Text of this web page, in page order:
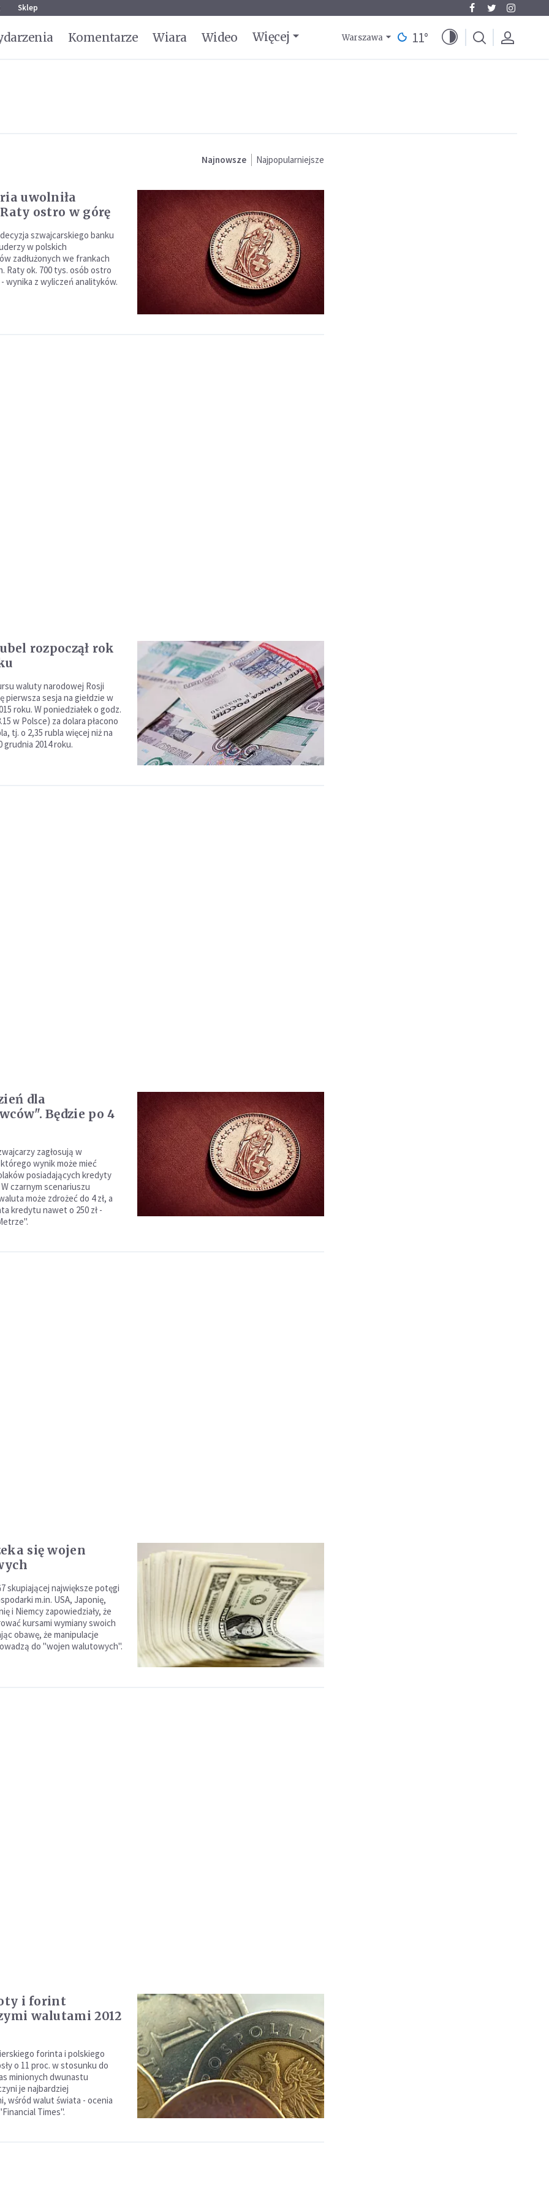
Sklep
Komentarze Wiara Wideo Więcej Warszawa 11°
Najnowsze Najpopularniejsze
uwolniła
ostro w górę
szwajcarskiego banku
w polskich
zadłużonych we frankach
Raty ok. 700 tys. osób ostro
wynika z wyliczeń analityków.
rozpoczął rok
waluty narodowej Rosji
pierwsza sesja na giełdzie w
roku. W poniedziałek o godz.
w Polsce) za dolara płacono
tj. o 2,35 rubla więcej niż na
grudnia 2014 roku.
dla
Będzie po 4
zagłosują w
wynik może mieć
posiadających kredyty
czarnym scenariuszu
może zdrożeć do 4 zł, a
kredytu nawet o 250 zł -
się wojen
skupiającej największe potęgi
m.in. USA, Japonię,
i Niemcy zapowiedziały, że
kursami wymiany swoich
obawę, że manipulacje
do "wojen walutowych".
i forint
walutami 2012
forinta i polskiego
o 11 proc. w stosunku do
minionych dwunastu
je najbardziej
wśród walut świata - ocenia
Times".